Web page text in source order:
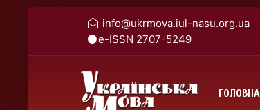
info@ukrmova.iul-nasu.org.ua
e-ISSN 2707-5249
ГОЛОВНА